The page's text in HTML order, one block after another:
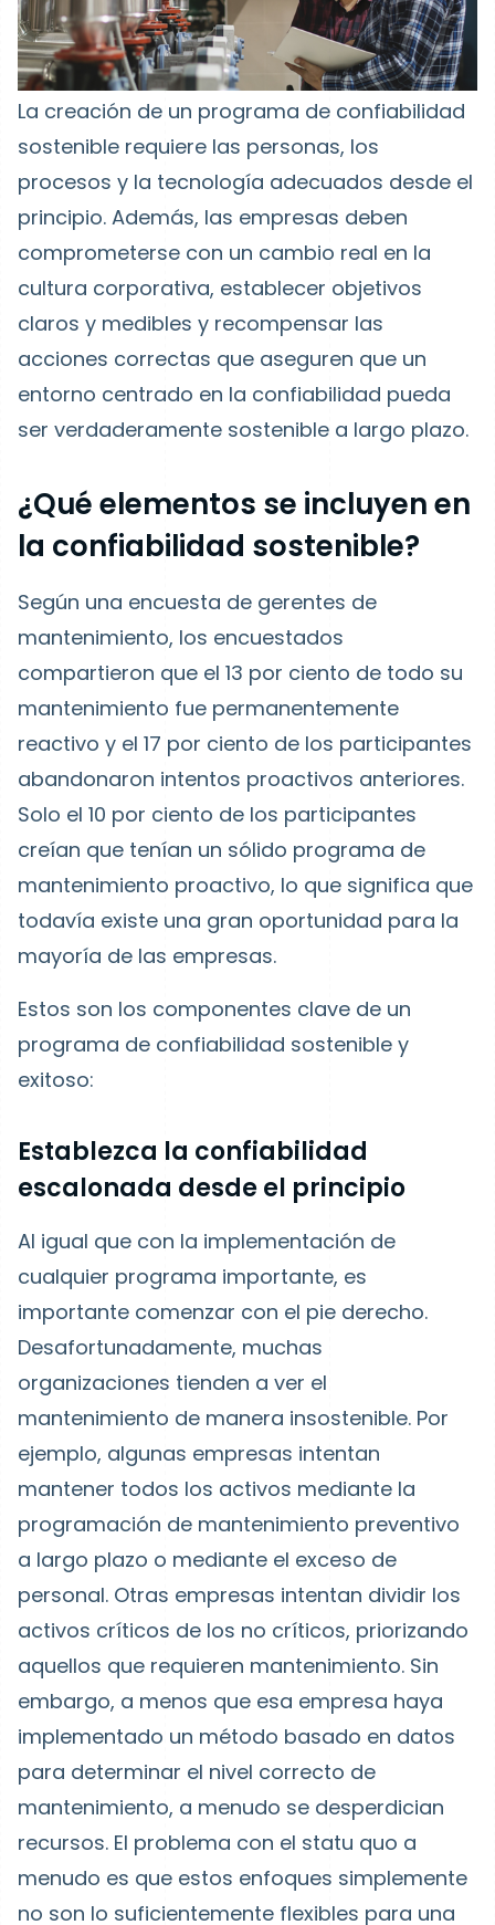
La creación de un programa de confiabilidad
sostenible requiere las personas, los
procesos y la tecnología adecuados desde el
principio. Además, las empresas deben
comprometerse con un cambio real en la
cultura corporativa, establecer objetivos
claros y medibles y recompensar las
acciones correctas que aseguren que un
entorno centrado en la confiabilidad pueda
ser verdaderamente sostenible a largo plazo.
¿Qué elementos se incluyen en
la confiabilidad sostenible?
Según una encuesta de gerentes de
mantenimiento, los encuestados
compartieron que el 13 por ciento de todo su
mantenimiento fue permanentemente
reactivo y el 17 por ciento de los participantes
abandonaron intentos proactivos anteriores.
Solo el 10 por ciento de los participantes
creían que tenían un sólido programa de
mantenimiento proactivo, lo que significa que
todavía existe una gran oportunidad para la
mayoría de las empresas.
Estos son los componentes clave de un
programa de confiabilidad sostenible y
exitoso:
Establezca la confiabilidad
escalonada desde el principio
Al igual que con la implementación de
cualquier programa importante, es
importante comenzar con el pie derecho.
Desafortunadamente, muchas
organizaciones tienden a ver el
mantenimiento de manera insostenible. Por
ejemplo, algunas empresas intentan
mantener todos los activos mediante la
programación de mantenimiento preventivo
a largo plazo o mediante el exceso de
personal. Otras empresas intentan dividir los
activos críticos de los no críticos, priorizando
aquellos que requieren mantenimiento. Sin
embargo, a menos que esa empresa haya
implementado un método basado en datos
para determinar el nivel correcto de
mantenimiento, a menudo se desperdician
recursos. El problema con el statu quo a
menudo es que estos enfoques simplemente
no son lo suficientemente flexibles para una